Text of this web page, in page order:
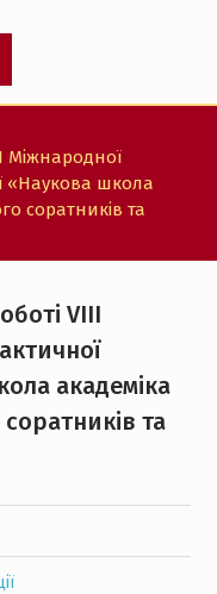
Міжнародної
«Наукова школа
соратників та
VIII
академіка
та